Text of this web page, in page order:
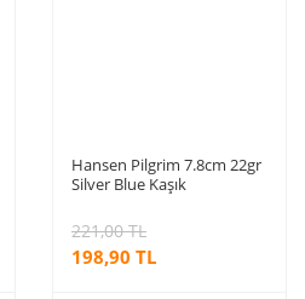
Hansen Pilgrim 7.8cm 22gr
Silver Blue Kaşık
198,90 TL
221,00 TL